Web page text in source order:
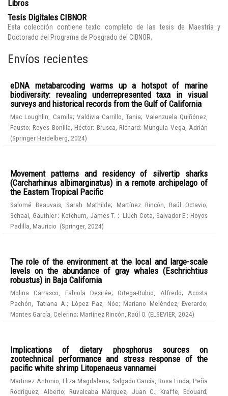
Libros
Tesis Digitales CIBNOR
Esta colección contiene texto completo de las tesis de Maestría y
Doctorado del Programa de Posgrado del CIBNOR.
Envíos recientes
eDNA metabarcoding warms up a hotspot of marine
biodiversity: revealing underrepresented taxa in visual
surveys and historical records from the Gulf of California
Mac Loughlin, Camila; Valdivia Carrillo, Tania; Valenzuela Quiñónez,
Fausto;Reyes Bonilla, Héctor; Brusca, Richard;Munguia Vega, Adrián
(Springer Heidelberg 2024)
Movement patterns and residency of silvertip sharks
(Carcharhinus albimarginatus) in a remote archipelago of
the Eastern Tropical Pacific
Salomé Beauvais, Sarah Mathilde; Martínez Rincón, Raúl Octavio;
Schaal, Gauthier;Ketchum, James T.; Lluch Cota, Salvador E.;Hoyos
Padilla, Mauricio (Springer, 2024)
The role of the environment at the local and large-scale
levels on the abundance of gray whales (Eschrichtius
robustus) in Baja California
Molina Carrasco, Fabiola Desirée;Ortega-Rubio, Alfredo; Acosta
Pachón, Tatiana A. ; López Paz, Nóe; Mariano Meléndez, Everardo;
Montes García, Celerino; Martínez Rincón, Raúl O. (ELSEVIER 2024)
Implications of dietary phosphorus sources on
zootechnical performance and stress response of the
pacific white shrimp Litopenaeus vannamei
Martinez Antonio, Eliza Magdalena; Salgado García, Rosa Linda; Peña
Rodríguez, Alberto;Ruvalcaba Márquez, Juan C. ; Kraffe, Edouard;